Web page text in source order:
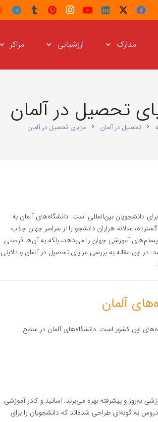
مدارک ارزشیابی مراکز
تحصیل در آلمان
chevron_right تحصیل در آلمان chevron_right مزایای تحصیل در آلمان
دانشجویان بین‌المللی است. دانشگاه‌های آلمان به
سالانه هزاران دانشجو را از سراسر جهان جذب
آموزشی جهان را می‌دهد، بلکه به آن‌ها فرصتی
این مقاله به بررسی مزایای تحصیل در آلمان و دلایلی
این کشور است. دانشگاه‌های آلمان در سطح
به‌روز و پیشرفته بهره می‌برند. اساتید و کادر آموزشی
به گونه‌ای طراحی شده‌اند که دانشجویان را برای